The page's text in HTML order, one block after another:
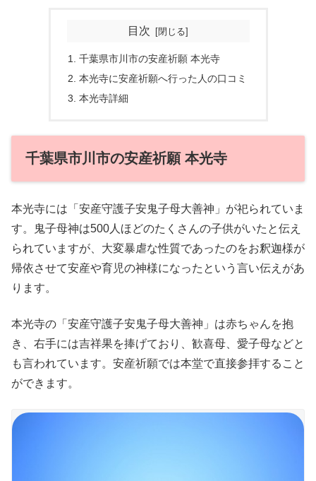
目次
千葉県市川市の安産祈願 本光寺
本光寺に安産祈願へ行った人の口コミ
本光寺詳細
千葉県市川市の安産祈願 本光寺
本光寺には「安産守護子安鬼子母大善神」が祀られていま
す。鬼子母神は500人ほどのたくさんの子供がいたと伝え
られていますが、大変暴虐な性質であったのをお釈迦様が
帰依させて安産や育児の神様になったという言い伝えがあ
ります。
本光寺の「安産守護子安鬼子母大善神」は赤ちゃんを抱
き、右手には吉祥果を捧げており、歓喜母、愛子母などと
も言われています。安産祈願では本堂で直接参拝すること
ができます。